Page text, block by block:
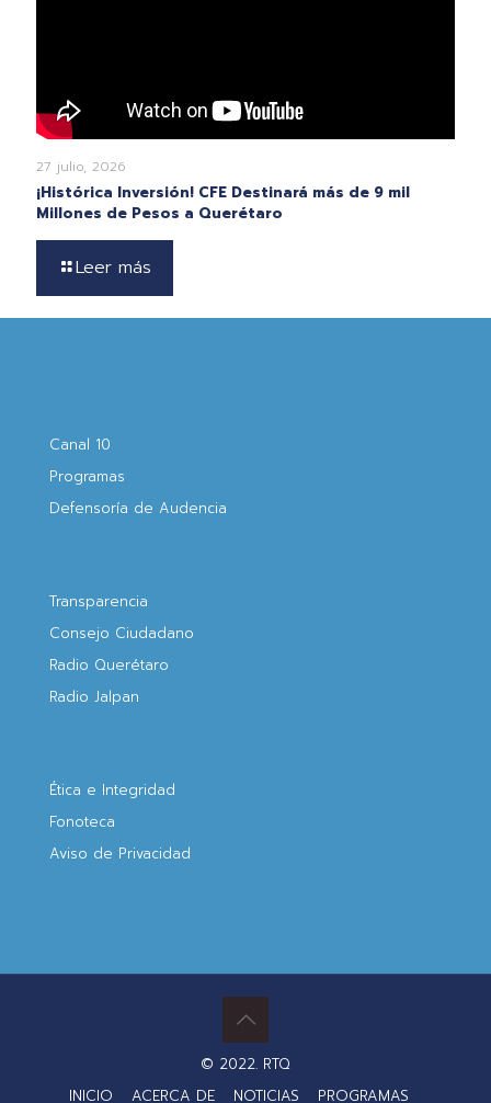
27 julio, 2026
¡Histórica Inversión! CFE Destinará más de 9 mil
Millones de Pesos a Querétaro
Leer más
Canal 10
Programas
Defensoría de Audencia
Transparencia
Consejo Ciudadano
Radio Querétaro
Radio Jalpan
Ética e Integridad
Fonoteca
Aviso de Privacidad
© 2022. RTQ
INICIO
ACERCA DE NOTICIAS PROGRAMAS